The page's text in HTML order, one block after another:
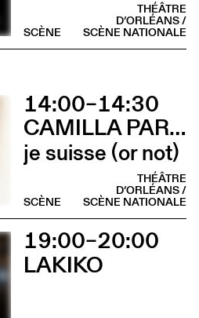
THÉÂTRE
D’ORLÉANS /
SCÈNE NATIONALE
SCÈNE
14:00–14:30
CAMILLA PARINI
je suisse (or not)
THÉÂTRE
D’ORLÉANS /
SCÈNE NATIONALE
SCÈNE
19:00–20:00
LAKIKO